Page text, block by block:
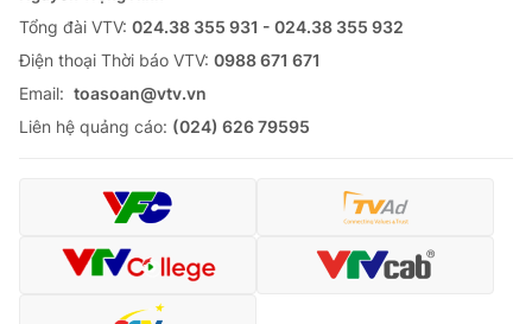
Tổng đài VTV: 024.38 355 931 - 024.38 355 932
Ðiện thoại Thời báo VTV: 0988 671 671
Email: toasoan@vtv.vn
Liên hệ quảng cáo: (024) 626 79595